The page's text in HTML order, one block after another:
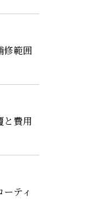
修範囲
と費用
ティ